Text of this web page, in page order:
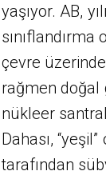
yaşıyor. AB,
sınıflandırma
çevre
rağmen doğal
nükleer
Dahası,
tarafından